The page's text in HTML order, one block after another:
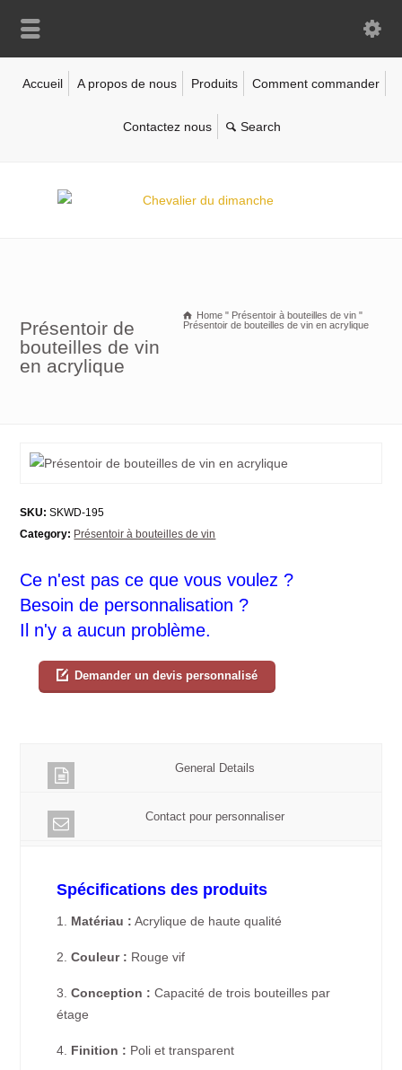
Accueil A propos de nous Produits Comment commander
Contactez nous
Présentoir de
bouteilles de vin
en acrylique
Home " Présentoir à bouteilles de vin "
Présentoir de bouteilles de vin en acrylique
SKU: SKWD-195
Category: Présentoir à bouteilles de vin
Ce n'est pas ce que vous voulez ?
Besoin de personnalisation ?
Il n'y a aucun problème.
Demander un devis personnalisé
General Details
Contact pour personnaliser
Spécifications des produits
1. Matériau : Acrylique de haute qualité
2.Couleur : Rouge vif
3.Conception : Capacité de trois bouteilles par
étage
4. Finition : Poli et transparent